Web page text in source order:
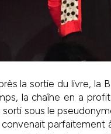
la sortie du livre, la
la chaîne en a
sorti sous le
parfaitement